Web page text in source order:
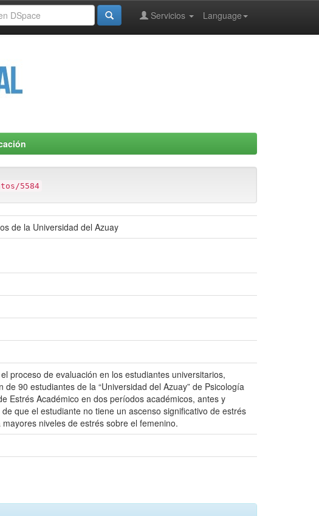
Language
Servicios
5584
de la Universidad del Azuay
proceso de evaluación en los estudiantes universitarios,
90 estudiantes de la “Universidad del Azuay” de Psicología
Estrés Académico en dos períodos académicos, antes y
que el estudiante no tiene un ascenso significativo de estrés
niveles de estrés sobre el femenino.